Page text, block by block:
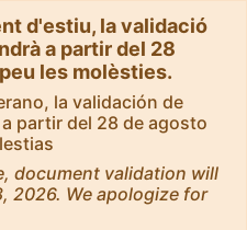
d'estiu, la validació
a partir del 28
les molèsties.
la validación de
partir del 28 de agosto
document validation will
2026. We apologize for